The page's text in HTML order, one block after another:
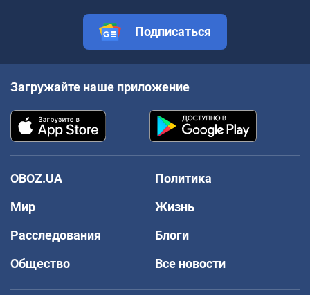
Подписаться
Загружайте наше приложение
OBOZ.UA
Политика
Мир
Жизнь
Расследования
Блоги
Общество
Все новости